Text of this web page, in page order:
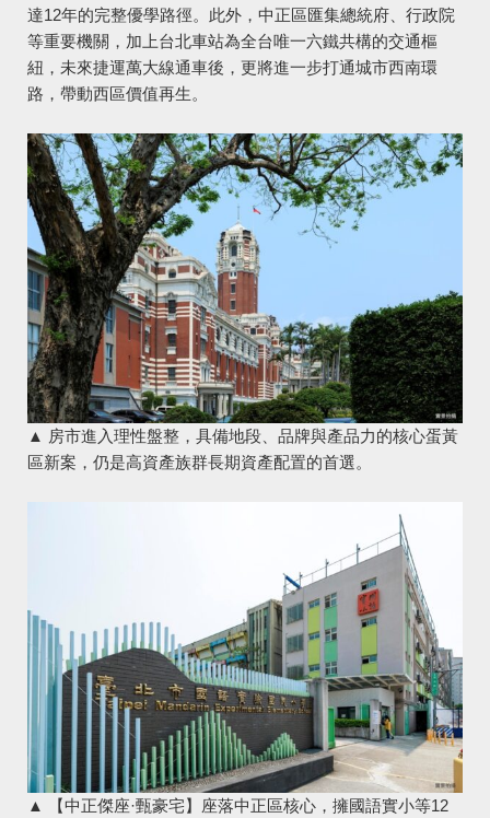
達12年的完整優學路徑。此外，中正區匯集總統府、行政院
等重要機關，加上台北車站為全台唯一六鐵共構的交通樞
紐，未來捷運萬大線通車後，更將進一步打通城市西南環
路，帶動西區價值再生。
▲ 房市進入理性盤整，具備地段、品牌與產品力的核心蛋黃
區新案，仍是高資產族群長期資產配置的首選。
▲ 【中正傑座·甄豪宅】座落中正區核心，擁國語實小等12